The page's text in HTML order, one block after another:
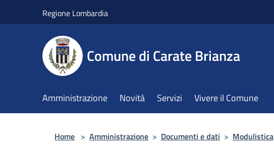
Regione Lombardia
Comune di Carate Brianza
Amministrazione Novità Servizi Vivere il Comune
Home > Amministrazione > Documenti e dati > Modulistica